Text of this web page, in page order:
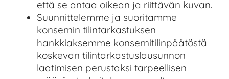
että se antaa oikean ja riittävän kuvan.
Suunnittelemme ja suoritamme
konsernin tilintarkastuksen
hankkiaksemme konsernitilinpäätöstä
koskevan tilintarkastuslausunnon
laatimisen perustaksi tarpeellisen